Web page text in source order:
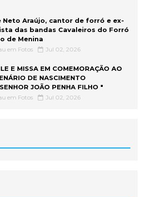
Neto Araújo, cantor de forró e ex-
das bandas Cavaleiros do Forró
de Menina
em Fotos Jul 02, 2026
E MISSA EM COMEMORAÇÃO AO
DE NASCIMENTO
JOÃO PENHA FILHO "
em Fotos Jul 02, 2026